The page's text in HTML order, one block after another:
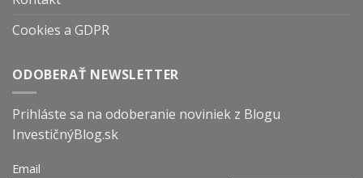
Cookies a GDPR
ODOBERAŤ NEWSLETTER
Prihláste sa na odoberanie noviniek z Blogu
InvestičnýBlog.sk
Email